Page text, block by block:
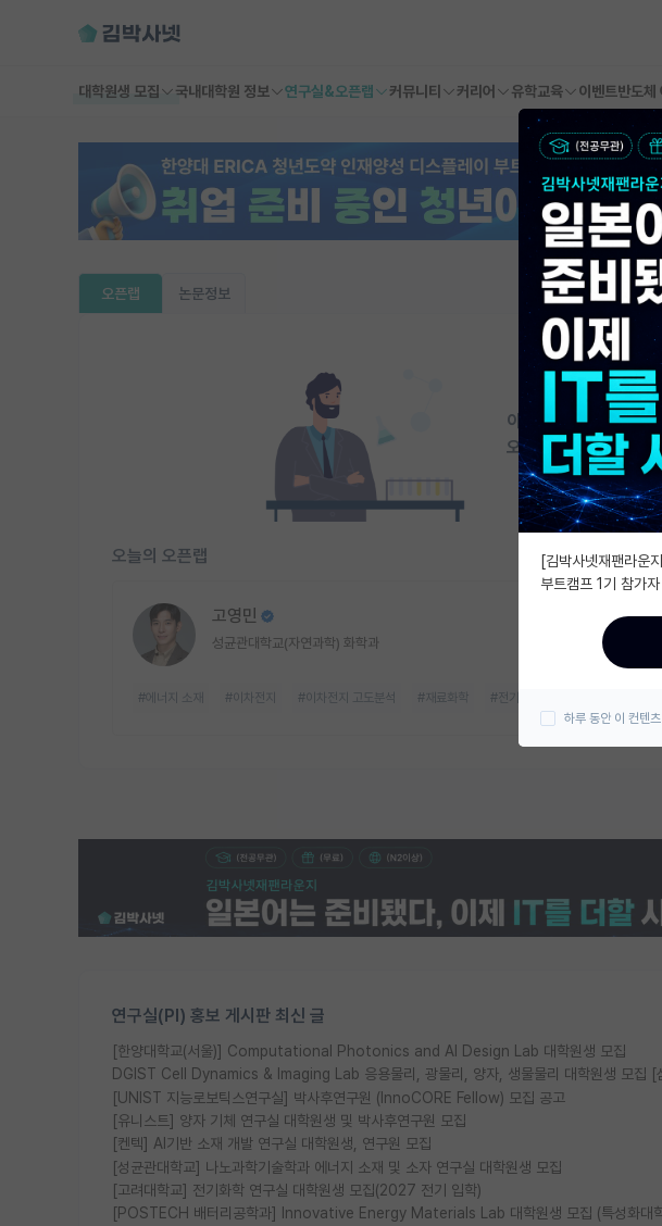
대학원생 모집 국내대학원 정보 연구실&오픈랩 커뮤니티 커리어 유학교육 이벤트반도체
오픈랩 논문정보
이 연구실은 아직 오픈
오픈랩이 등록된 연구
오늘의 오픈랩
고영민
성균관대학교(자연과학) 화학과
#에너지 소재 #이차전지 #이차전지 고도분석 #재료화학 #전기화학
연구실(PI) 홍보 게시판 최신 글
[한양대학교(서울)] Computational Photonics and AI Design Lab 대학원생 모집
DGIST Cell Dynamics & Imaging Lab 응용물리, 광물리, 양자, 생물물리 대학원생 모집 [
[UNIST 지능로보틱스연구실] 박사후연구원 (InnoCORE Fellow) 모집 공고
[유니스트] 양자 기체 연구실 대학원생 및 박사후연구원 모집
[켄텍] AI기반 소재 개발 연구실 대학원생, 연구원 모집
[성균관대학교] 나노과학기술학과 에너지 소재 및 소자 연구실 대학원생 모집
[고려대학교] 전기화학 연구실 대학원생 모집(2027 전기 입학)
[POSTECH 배터리공학과] Innovative Energy Materials Lab 대학원생 모집 (특성화대
[김박사넷재팬라운
부트캠프 1기 참가
하루 동안 이 컨텐츠